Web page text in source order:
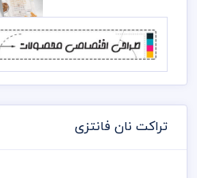
تراکت نان فانتزی